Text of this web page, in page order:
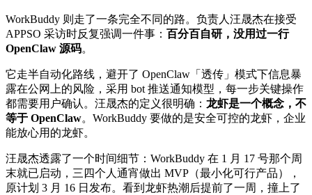
WorkBuddy 则走了一条完全不同的路。负责人汪晟杰在接受
APPSO 采访时反复强调一件事： 百分百自研，没用过一行
OpenClaw 源码。
它走半自动化路线，避开了 OpenClaw「透传」模式下信息暴
露在公网上的风险，采用 bot 推送通知模型，每一步关键操作
都需要用户确认。汪晟杰的定义很明确： 龙虾是一个概念，不
等于 OpenClaw。WorkBuddy 要做的是安全可控的龙虾，企业
能放心用的龙虾。
汪晟杰透露了一个时间细节：WorkBuddy 在 1 月 17 号那个周
末就已启动，三四个人通宵做出 MVP（最小化可行产品），
原计划 3 月 16 日发布。看到龙虾热潮后提前了一周，撞上了